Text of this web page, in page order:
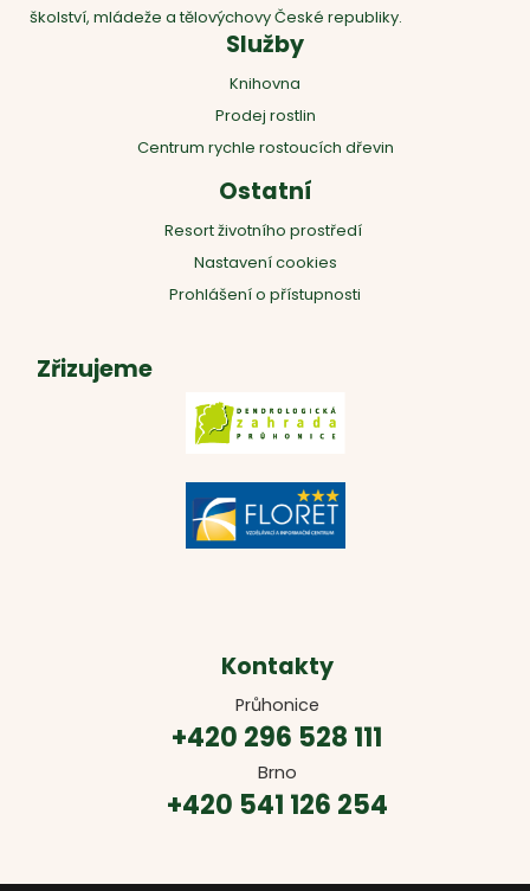
školství, mládeže a tělovýchovy České republiky.
Služby
Knihovna
Prodej rostlin
Centrum rychle rostoucích dřevin
Ostatní
Resort životního prostředí
Nastavení cookies
Prohlášení o přístupnosti
Zřizujeme
Kontakty
Průhonice
+420 296 528 111
Brno
+420 541 126 254